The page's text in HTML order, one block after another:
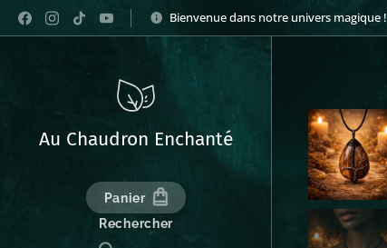
Bienvenue dans notre univers magique !
Au Chaudron Enchanté
Panier
Rechercher